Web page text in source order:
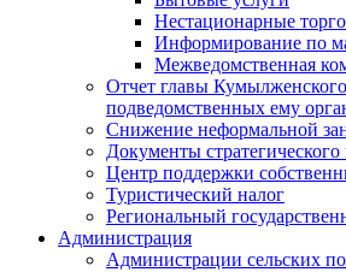
Нестационарные
Информирование по
Межведомственная
Отчет главы
подведомственных ему
Снижение неформальной
Документы
Центр поддержки
Туристический налог
Региональный
Администрация
Администрации сельских